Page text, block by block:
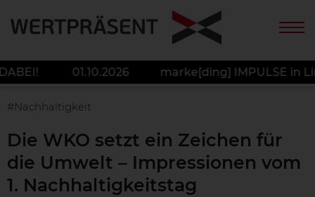
01.10.2026 marke[ding] IMPULSE in
#Nachhaltigkeit
Die WKO setzt ein Zeichen für
die Umwelt – Impressionen vom
1. Nachhaltigkeitstag